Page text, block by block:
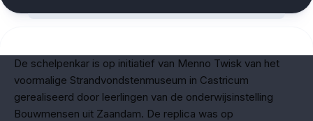
De schelpenkar is op initiatief van Menno Twisk van het
voormalige Strandvondstenmuseum in Castricum
gerealiseerd door leerlingen van de onderwijsinstelling
Bouwmensen uit Zaandam. De replica was op